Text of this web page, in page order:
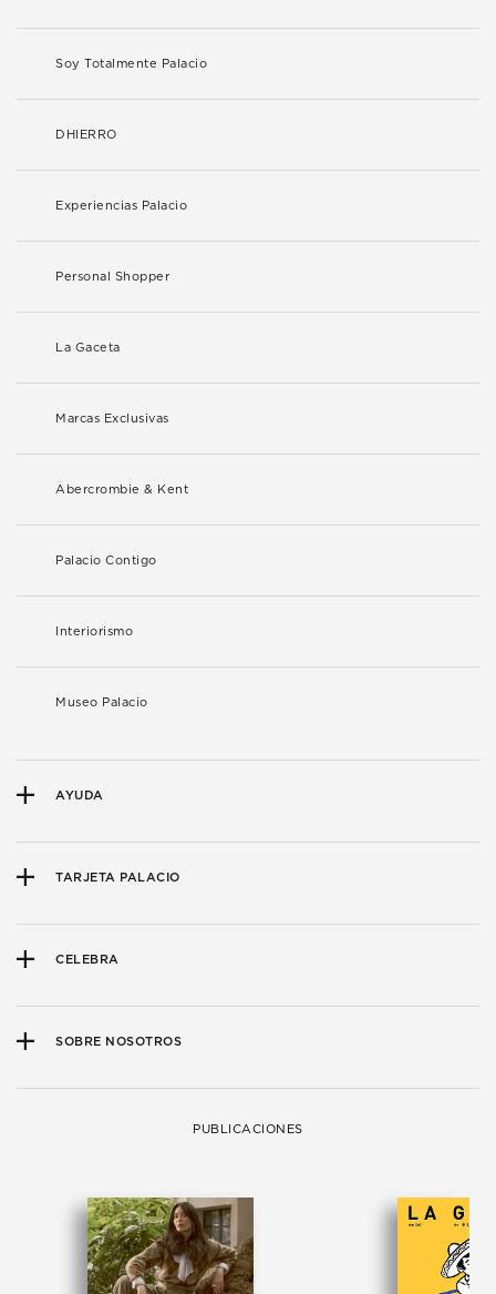
Soy Totalmente Palacio
DHIERRO
Experiencias Palacio
Personal Shopper
La Gaceta
Marcas Exclusivas
Abercrombie & Kent
Palacio Contigo
Interiorismo
Museo Palacio
AYUDA
TARJETA PALACIO
CELEBRA
SOBRE NOSOTROS
PUBLICACIONES